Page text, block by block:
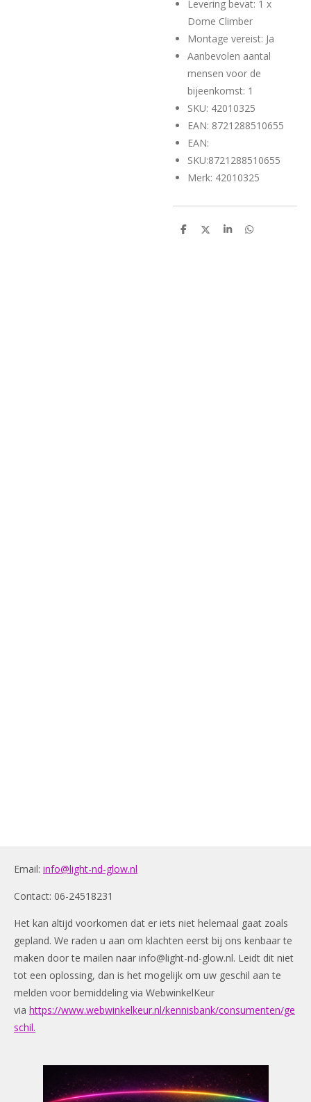
Levering bevat: 1 x
Dome Climber
Montage vereist: Ja
Aanbevolen aantal
mensen voor de
bijeenkomst: 1
SKU: 42010325
EAN: 8721288510655
EAN:
SKU:8721288510655
Merk: 42010325
D
D
S
D
Email: info@light-nd-glow.nl
Contact: 06-24518231
Het kan altijd voorkomen dat er iets niet helemaal gaat zoals
gepland. We raden u aan om klachten eerst bij ons kenbaar te
maken door te mailen naar info@light-nd-glow.nl. Leidt dit niet
tot een oplossing, dan is het mogelijk om uw geschil aan te
melden voor bemiddeling via WebwinkelKeur
via https://www.webwinkelkeur.nl/kennisbank/consumenten/ge
schil.